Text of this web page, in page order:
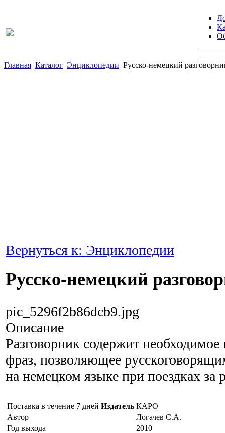
Главная Каталог Энциклопедии Русско-немецкий
Вернуться к: Энциклопедии
Русско-немецкий
pic_5296f2b86dcb9.jpg
Описание
Разговорник содержит необходимое
фраз, позволяющее
на немецком языке при поездках за
Поставка в течение 7 дней Издатель КАРО
Автор
Логачев С.А.
Год выхода
2010